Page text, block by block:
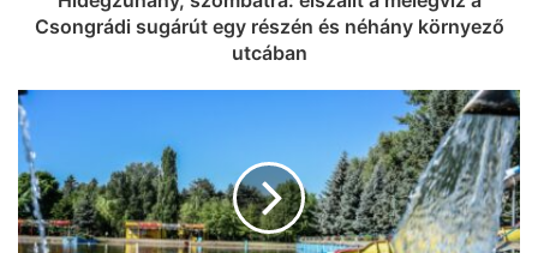
Csongrádi sugárút egy részén és néhány környező
utcában